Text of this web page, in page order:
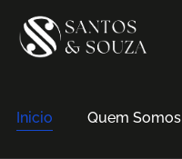
Inicio Quem Somos